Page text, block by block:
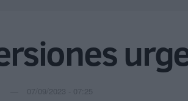
07/09/2023 - 07:25